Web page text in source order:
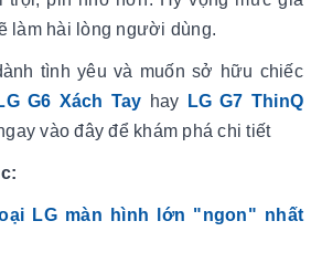
làm hài lòng người dùng.
tình yêu và muốn sở hữu chiếc
G6 Xách Tay hay
LG G7 ThinQ
vào đây để khám phá chi tiết
LG màn hình lớn "ngon" nhất